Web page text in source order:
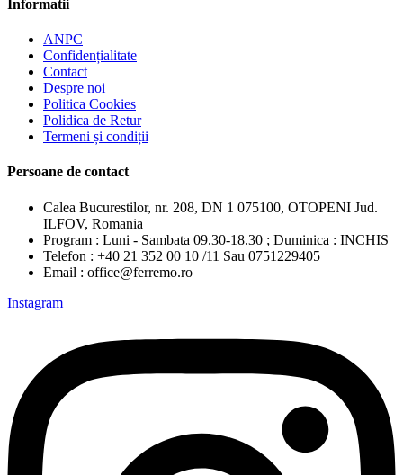
Informatii
ANPC
Confidențialitate
Contact
Despre noi
Politica Cookies
Polidica de Retur
Termeni și condiții
Persoane de contact
Calea Bucurestilor, nr. 208, DN 1 075100, OTOPENI Jud.
ILFOV, Romania
Program : Luni - Sambata 09.30-18.30 ; Duminica : INCHIS
Telefon : +40 21 352 00 10 /11 Sau 0751229405
Email : office@ferremo.ro
Instagram